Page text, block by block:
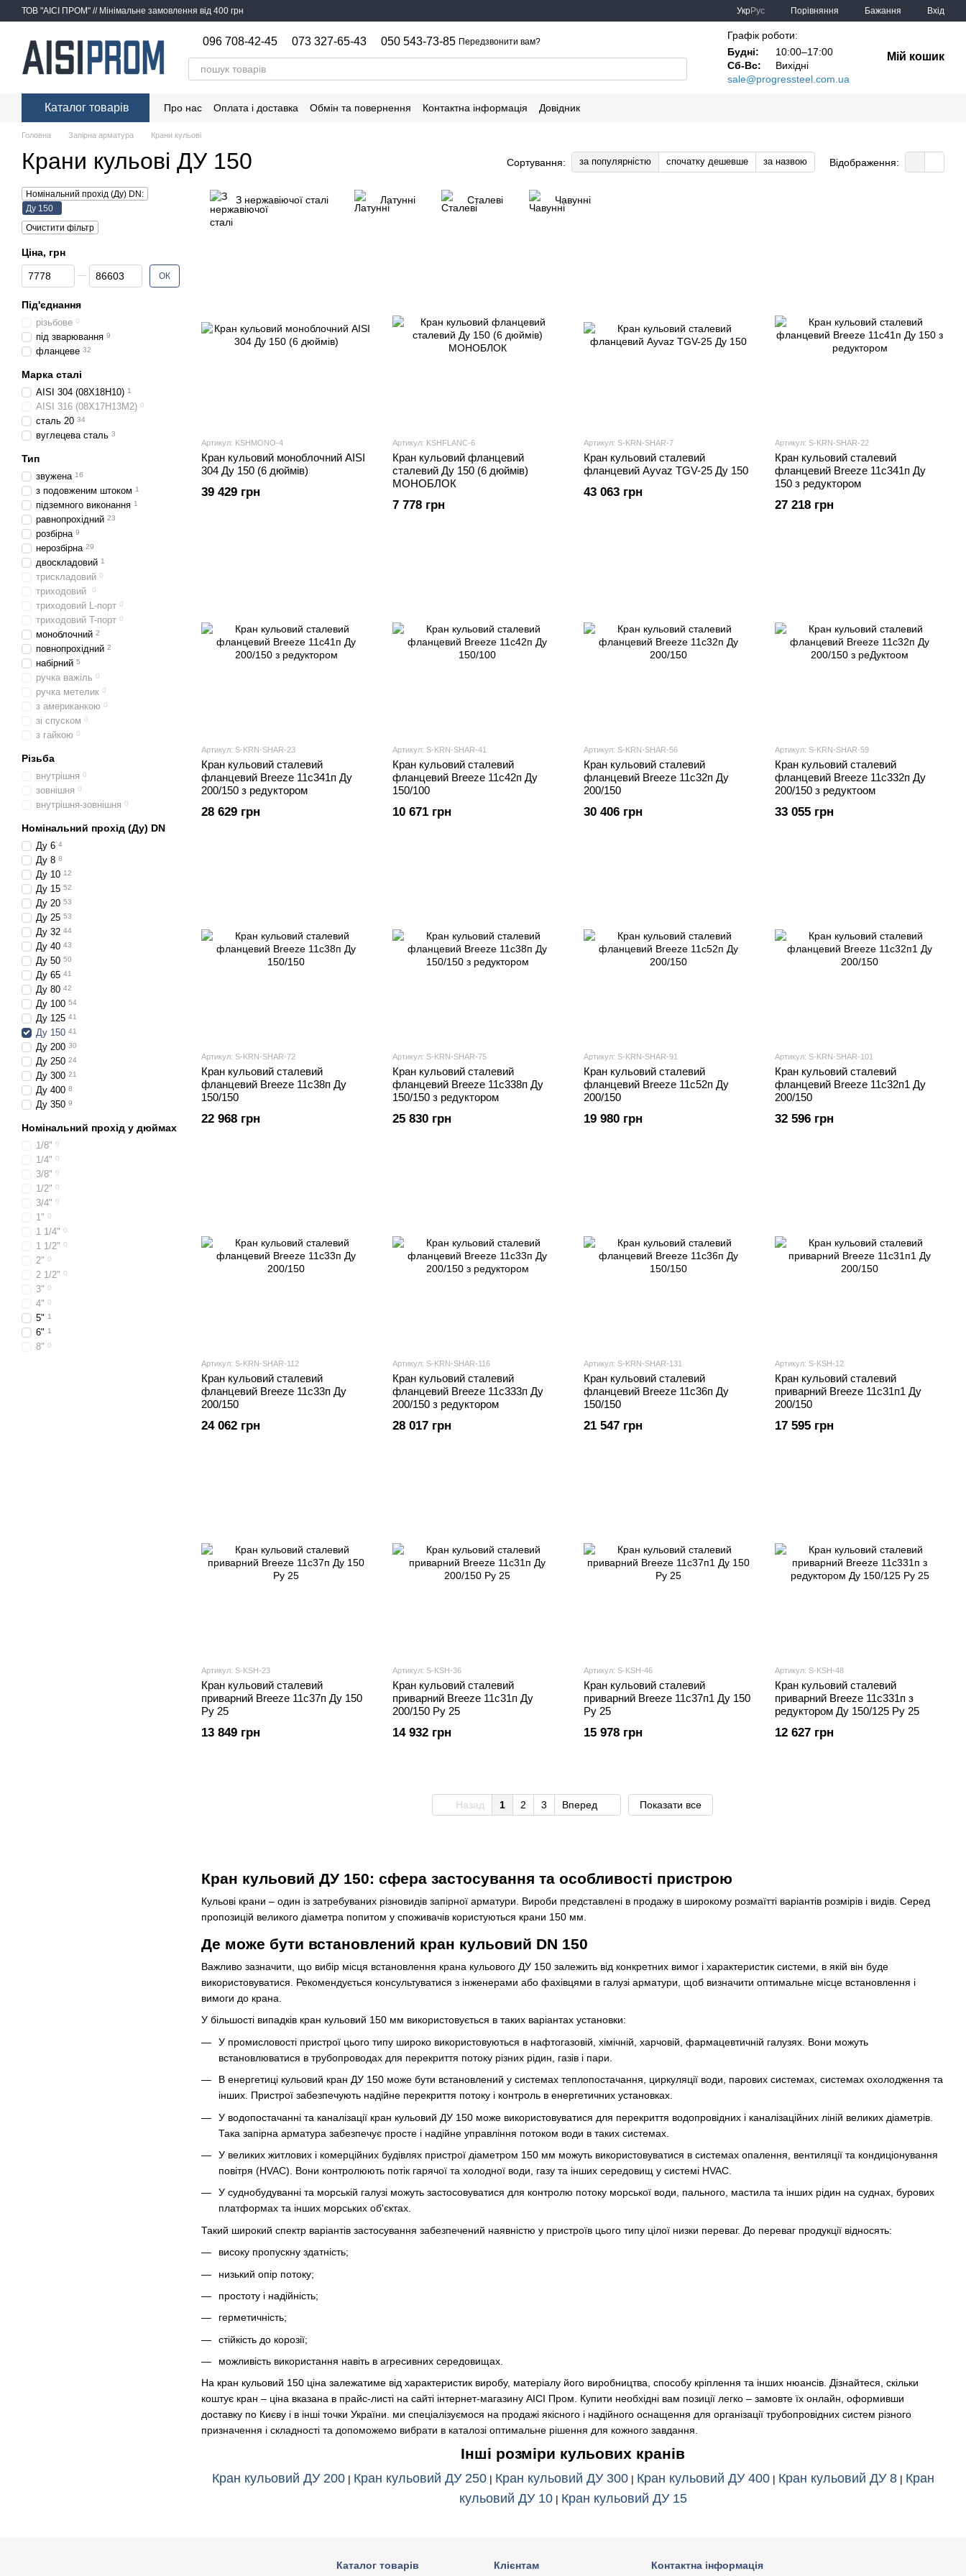
Перейти до основного контенту
ТОВ "АІСІ ПРОМ" // Мінімальне замовлення від 400 грн УкрРус Порівняння Бажання Вхід
096 708-42-45 073 327-65-43 050 543-73-85 Передзвонити вам?
Графік роботи:
Будні:
10:00–17:00
Сб-Вс:
Вихідні
sale@progressteel.com.ua
Мій кошик
Каталог товарів Про нас Оплата і доставка Обмін та повернення Контактна інформація Довідник
Головна Запірна арматура Крани кульові
Крани кульові ДУ 150 Сортування: за популярністю спочатку дешевше за назвою Відображення:
З нержавіючої сталі Латунні Сталеві Чавунні
Кран кульовий ДУ 150: сфера застосування та особливості пристрою
Кульові крани – один із затребуваних різновидів запірної арматури. Вироби представлені в продажу в широкому розмаїтті варіантів розмірів і видів. Серед
пропозицій великого діаметра попитом у споживачів користуються крани 150 мм.
Де може бути встановлений кран кульовий DN 150
Важливо зазначити, що вибір місця встановлення крана кульового ДУ 150 залежить від конкретних вимог і характеристик системи, в якій він буде
використовуватися. Рекомендується консультуватися з інженерами або фахівцями в галузі арматури, щоб визначити оптимальне місце встановлення і
вимоги до крана.
У більшості випадків кран кульовий 150 мм використовується в таких варіантах установки:
У промисловості пристрої цього типу широко використовуються в нафтогазовій, хімічній, харчовій, фармацевтичній галузях. Вони можуть
встановлюватися в трубопроводах для перекриття потоку різних рідин, газів і пари.
В енергетиці кульовий кран ДУ 150 може бути встановлений у системах теплопостачання, циркуляції води, парових системах, системах охолодження та
інших. Пристрої забезпечують надійне перекриття потоку і контроль в енергетичних установках.
У водопостачанні та каналізації кран кульовий ДУ 150 може використовуватися для перекриття водопровідних і каналізаційних ліній великих діаметрів.
Така запірна арматура забезпечує просте і надійне управління потоком води в таких системах.
У великих житлових і комерційних будівлях пристрої діаметром 150 мм можуть використовуватися в системах опалення, вентиляції та кондиціонування
повітря (HVAC). Вони контролюють потік гарячої та холодної води, газу та інших середовищ у системі HVAC.
У суднобудуванні та морській галузі можуть застосовуватися для контролю потоку морської води, пального, мастила та інших рідин на суднах, бурових
платформах та інших морських об'єктах.
Такий широкий спектр варіантів застосування забезпечений наявністю у пристроїв цього типу цілої низки переваг. До переваг продукції відносять:
високу пропускну здатність;
низький опір потоку;
простоту і надійність;
герметичність;
стійкість до корозії;
можливість використання навіть в агресивних середовищах.
На кран кульовий 150 ціна залежатиме від характеристик виробу, матеріалу його виробництва, способу кріплення та інших нюансів. Дізнайтеся, скільки
коштує кран – ціна вказана в прайс-листі на сайті інтернет-магазину АІСІ Пром. Купити необхідні вам позиції легко – замовте їх онлайн, оформивши
доставку по Києву і в інші точки України. ми спеціалізуємося на продажі якісного і надійного оснащення для організації трубопровідних систем різного
призначення і складності та допоможемо вибрати в каталозі оптимальне рішення для кожного завдання.
Інші розміри кульових кранів
Кран кульовий ДУ 200| Кран кульовий ДУ 250| Кран кульовий ДУ 300| Кран кульовий ДУ 400| Кран кульовий ДУ 8| Кран
кульовий ДУ 10| Кран кульовий ДУ 15
Артикул: KSHMONO-4
Кран кульовий моноблочний AISI
304 Ду 150 (6 дюймів)
39 429 грн
Артикул: KSHFLANC-6
Кран кульовий фланцевий
сталевий Ду 150 (6 дюймів)
МОНОБЛОК
7 778 грн
Артикул: S-KRN-SHAR-7
Кран кульовий сталевий
фланцевий Ayvaz TGV-25 Ду 150
43 063 грн
Артикул: S-KRN-SHAR-22
Кран кульовий сталевий
фланцевий Breeze 11с341п Ду
150 з редуктором
27 218 грн
Артикул: S-KRN-SHAR-23
Кран кульовий сталевий
фланцевий Breeze 11с341п Ду
200/150 з редуктором
28 629 грн
Артикул: S-KRN-SHAR-41
Кран кульовий сталевий
фланцевий Breeze 11с42п Ду
150/100
10 671 грн
Артикул: S-KRN-SHAR-56
Кран кульовий сталевий
фланцевий Breeze 11с32п Ду
200/150
30 406 грн
Артикул: S-KRN-SHAR-59
Кран кульовий сталевий
фланцевий Breeze 11с332п Ду
200/150 з редуктоом
33 055 грн
Артикул: S-KRN-SHAR-72
Кран кульовий сталевий
фланцевий Breeze 11с38п Ду
150/150
22 968 грн
Артикул: S-KRN-SHAR-75
Кран кульовий сталевий
фланцевий Breeze 11с338п Ду
150/150 з редуктором
25 830 грн
Артикул: S-KRN-SHAR-91
Кран кульовий сталевий
фланцевий Breeze 11с52п Ду
200/150
19 980 грн
Артикул: S-KRN-SHAR-101
Кран кульовий сталевий
фланцевий Breeze 11с32п1 Ду
200/150
32 596 грн
Артикул: S-KRN-SHAR-112
Кран кульовий сталевий
фланцевий Breeze 11с33п Ду
200/150
24 062 грн
Артикул: S-KRN-SHAR-116
Кран кульовий сталевий
фланцевий Breeze 11с333п Ду
200/150 з редуктором
28 017 грн
Артикул: S-KRN-SHAR-131
Кран кульовий сталевий
фланцевий Breeze 11с36п Ду
150/150
21 547 грн
Артикул: S-KSH-12
Кран кульовий сталевий
приварний Breeze 11с31п1 Ду
200/150
17 595 грн
Артикул: S-KSH-23
Кран кульовий сталевий
приварний Breeze 11с37п Ду 150
Ру 25
13 849 грн
Артикул: S-KSH-36
Кран кульовий сталевий
приварний Breeze 11с31п Ду
200/150 Ру 25
14 932 грн
Артикул: S-KSH-46
Кран кульовий сталевий
приварний Breeze 11с37п1 Ду 150
Ру 25
15 978 грн
Артикул: S-KSH-48
Кран кульовий сталевий
приварний Breeze 11с331п з
редуктором Ду 150/125 Ру 25
12 627 грн
Назад 1 2 3 Вперед Показати все
Номінальний прохід (Ду) DN:
Ду 150
Очистити фільтр
Ціна, грн
Від Ціна, грн
До Ціна, грн ОК
Під'єднання
різьбове 0
під зварювання 9
фланцеве 32
Марка сталі
AISI 304 (08Х18Н10) 1
AISI 316 (08Х17Н13М2) 0
сталь 20 34
вуглецева сталь 3
Тип
звужена 16
з подовженим штоком 1
підземного виконання 1
равнопрохідний 23
розбірна 9
нерозбірна 29
двоскладовий 1
трискладовий 0
триходовий 0
триходовий L-порт 0
триходовий T-порт 0
моноблочний 2
повнопрохідний 2
набірний 5
ручка важіль 0
ручка метелик 0
з американкою 0
зі спуском 0
з гайкою 0
Різьба
внутрішня 0
зовнішня 0
внутрішня-зовнішня 0
Номінальний прохід (Ду) DN
Ду 6 4
Ду 8 8
Ду 10 12
Ду 15 52
Ду 20 53
Ду 25 53
Ду 32 44
Ду 40 43
Ду 50 50
Ду 65 41
Ду 80 42
Ду 100 54
Ду 125 41
Ду 150 41
Ду 200 30
Ду 250 24
Ду 300 21
Ду 400 8
Ду 350 9
Номінальний прохід у дюймах
1/8" 0
1/4" 0
3/8" 0
1/2" 0
3/4" 0
1" 0
1 1/4" 0
1 1/2" 0
2" 0
2 1/2" 0
3" 0
4" 0
5" 1
6" 1
8" 0
Каталог товарів Клієнтам Контактна інформація